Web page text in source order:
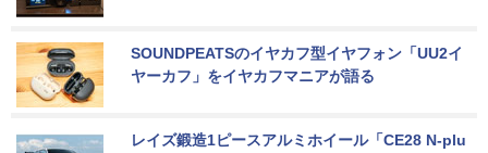
SOUNDPEATSのイヤカフ型イヤフォン「UU2イ
ヤーカフ」をイヤカフマニアが語る
レイズ鍛造1ピースアルミホイール「CE28 N-plu